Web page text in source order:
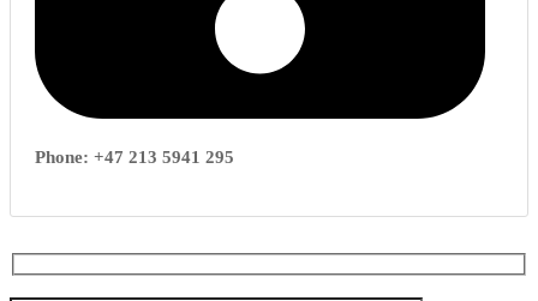
Phone: +47 213 5941 295